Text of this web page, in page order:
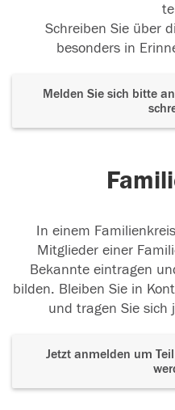
Schreiben Sie über
besonders in
Melden Sie sich bitte
In einem
Mitglieder einer
Bekannte eintragen
bilden. Bleiben Sie in
und tragen Sie sich
Jetzt anmelden um